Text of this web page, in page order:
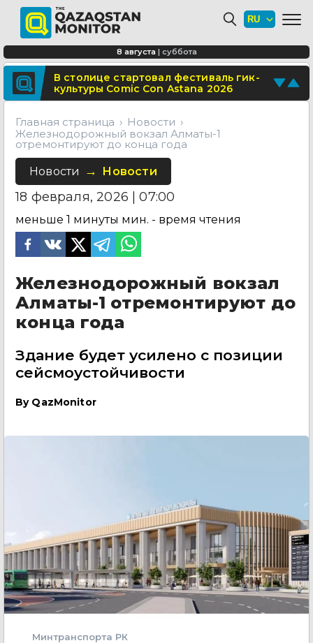
Поделитесь новостью
Отправьте свои новости и события
8 августа | суббота
В Алматы благоустраивают
территорию перед ТЮЗом
Сколько стоит собрать ребенка в
школу в Казахстане в 2026 году?
В столице стартовал фестиваль гик-
культуры Comic Con Astana 2026
Главная страница
Новости
Железнодорожный вокзал Алматы-1
отремонтируют до конца года
Новости Новости
18 февраля, 2026 | 07:00
меньше 1 минуты мин. - время чтения
Железнодорожный вокзал
Алматы-1 отремонтируют до
конца года
Здание будет усилено с позиции
сейсмоустойчивости
By QazMonitor
Минтранспорта РК